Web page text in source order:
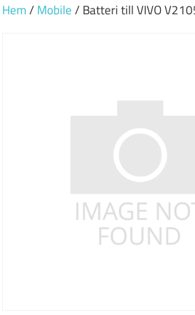
Hem/Mobile/ Batteri till VIVO